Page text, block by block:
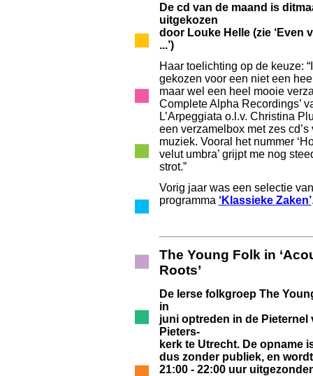
De cd van de maand is
uitgekozen
door Louke Helle (zie ‘Even
...’)
Haar toelichting op de keuze:
gekozen voor een niet een
maar wel een heel mooie
Complete Alpha Recordings’
L’Arpeggiata o.l.v. Christina
een verzamelbox met zes
muziek. Vooral het nummer
velut umbra’ grijpt me nog
strot.”
Vorig jaar was een selectie
programma ‘Klassieke Zaken’
The Young Folk in
Roots’
De Ierse folkgroep The
in
juni optreden in de Pieternel
Pieters-
kerk te Utrecht. De opname
dus zonder publiek, en
21:00 - 22:00 uur